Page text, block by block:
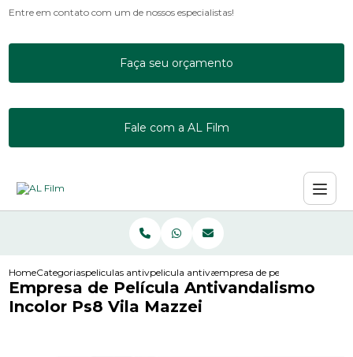
Entre em contato com um de nossos especialistas!
Faça seu orçamento
Fale com a AL Film
HomeCategoriaspeliculas antivandalismopelicula antivandalismo 3m
empresa de pelicula
Empresa de Película Antivandalismo
Incolor Ps8 Vila Mazzei